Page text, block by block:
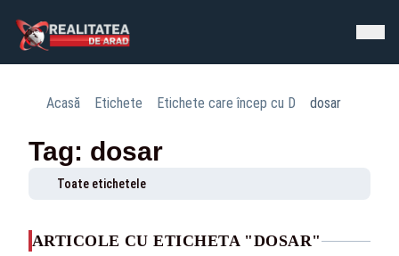
Acasă Etichete Etichete care încep cu D dosar
Tag: dosar
Toate etichetele
ARTICOLE CU ETICHETA "DOSAR"